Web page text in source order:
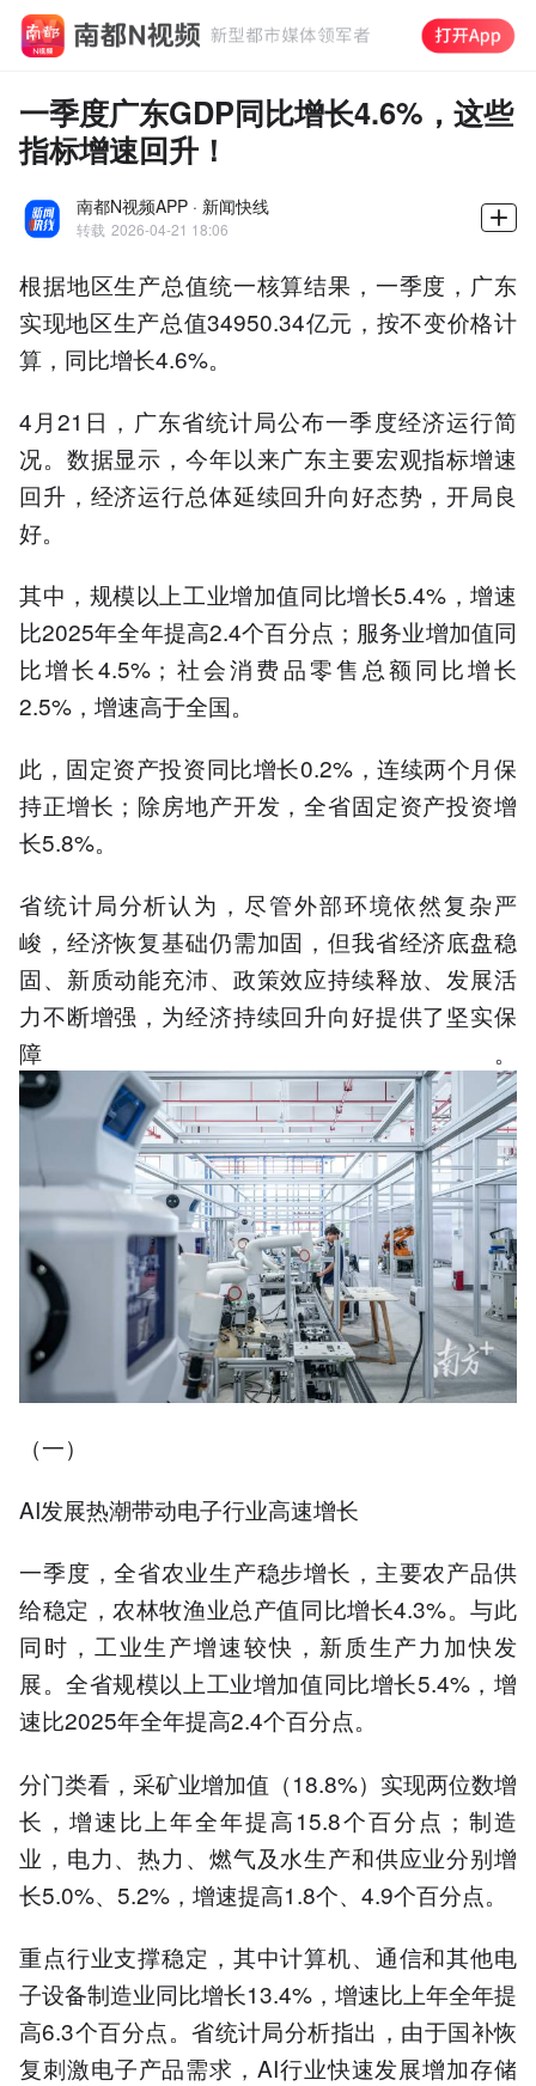
一季度广东GDP同比增长4.6%，这些
指标增速回升！
南都N视频APP · 新闻快线
转载 2026-04-21 18:06
根据地区生产总值统一核算结果，一季度，广东
实现地区生产总值34950.34亿元，按不变价格计
算，同比增长4.6%。
4月21日，广东省统计局公布一季度经济运行简
况。数据显示，今年以来广东主要宏观指标增速
回升，经济运行总体延续回升向好态势，开局良
好。
其中，规模以上工业增加值同比增长5.4%，增速
比2025年全年提高2.4个百分点；服务业增加值同
比增长4.5%；社会消费品零售总额同比增长
2.5%，增速高于全国。
此，固定资产投资同比增长0.2%，连续两个月保
持正增长；除房地产开发，全省固定资产投资增
长5.8%。
省统计局分析认为，尽管外部环境依然复杂严
峻，经济恢复基础仍需加固，但我省经济底盘稳
固、新质动能充沛、政策效应持续释放、发展活
力不断增强，为经济持续回升向好提供了坚实保
障。
（一）
AI发展热潮带动电子行业高速增长
一季度，全省农业生产稳步增长，主要农产品供
给稳定，农林牧渔业总产值同比增长4.3%。与此
同时，工业生产增速较快，新质生产力加快发
展。全省规模以上工业增加值同比增长5.4%，增
速比2025年全年提高2.4个百分点。
分门类看，采矿业增加值（18.8%）实现两位数增
长，增速比上年全年提高15.8个百分点；制造
业，电力、热力、燃气及水生产和供应业分别增
长5.0%、5.2%，增速提高1.8个、4.9个百分点。
重点行业支撑稳定，其中计算机、通信和其他电
子设备制造业同比增长13.4%，增速比上年全年提
高6.3个百分点。省统计局分析指出，由于国补恢
复刺激电子产品需求，AI行业快速发展增加存储